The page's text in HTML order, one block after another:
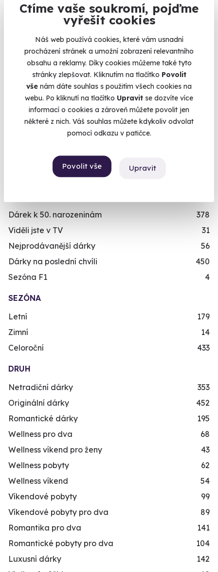
Ctíme vaše soukromí, pojďme
vyřešit cookies
Náš web používá cookies, které vám usnadní
procházení stránek a umožní zobrazení relevantního
obsahu a reklamy. Díky cookies můžeme také tyto
stránky zlepšovat. Kliknutím na tlačítko Povolit
vše nám dáte souhlas s použitím všech cookies na
webu. Po kliknutí na tlačítko Upravit se dozvíte více
informací o cookies a zároveň můžete povolit jen
některé z nich. Váš souhlas můžete kdykoliv odvolat
pomocí odkazu v patičce.
Povolit vše Upravit
Kalendář volných
termínů
Termíny pro zvolenou variantu:
Chcete rezervovat termín?
Objednat poukaz
rezervujte vy nebo obdarovaný později.
Již mám poukaz
Relaxační zážitky
Adrenalinové zážitky
Vzdělávací zážitky
PŘILEŽITOST
Svatební dary
Vánoční dárky
Dárky k narozeninám
Originální dárky k narozeninám
Dárek k 50. narozeninám
378
Viděli jste v TV
31
Nejprodávanější dárky
56
Dárky na poslední chvíli
450
Sezóna F1
4
SEZÓNA
Letní
179
Zimní
14
Celoroční
433
DRUH
Netradiční dárky
353
Originální dárky
452
Romantické dárky
195
Wellness pro dva
68
Wellness víkend pro ženy
43
Wellness pobyty
62
Wellness víkend
54
Víkendové pobyty
99
Víkendové pobyty pro dva
89
Romantika pro dva
141
Romantické pobyty pro dva
104
Luxusní dárky
142